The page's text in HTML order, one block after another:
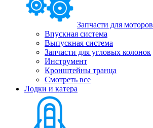
Запчасти для моторов
Впускная система
Выпускная система
Запчасти для угловых колонок
Инструмент
Кронштейны транца
Смотреть все
Лодки и катера